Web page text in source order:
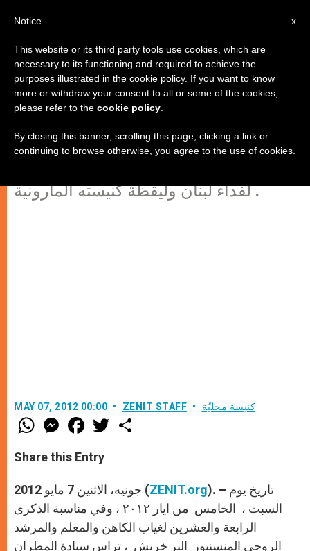
في ذكرى غياب المنسنيور البير
خريش
لفداء لبنان وليقظة كنيسته المارونية .
MAY 07, 2012 00:00 ZENIT STAFF كنيسة محليّة
W
h
t
s
p
p
M
e
s
e
g
e
r
F
a
e
b
o
k
w
Share this Entry
جونيه، الاثنين 7 مايو 2012 (ZENIT.org). – تاريخ يوم
السبت ، الخامس من ايار ٢٠١٢ ، وفي مناسبة الذكرى
الرابعة والعشرين لغياب الكاهن والمعلم والمرشد
الروحي المنسنيور البر خريش ، تراس سيادة المطران
x
Notice
This website or its third party tools use cookies, which are
necessary to its functioning and required to achieve the
purposes illustrated in the cookie policy. If you want to know
more or withdraw your consent to all or some of the cookies,
please refer to the cookie policy
By closing this banner, scrolling this page, clicking a link or
continuing to browse otherwise, you agree to the use of cookies.